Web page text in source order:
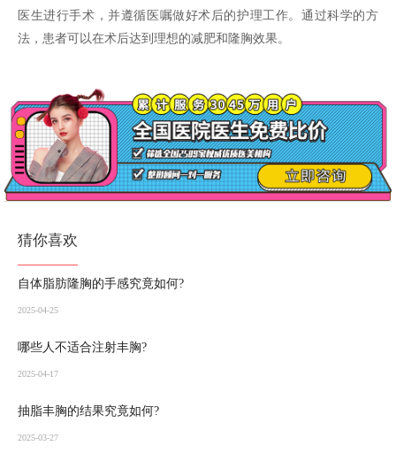
医生进行手术，并遵循医嘱做好术后的护理工作。通过科学的方
法，患者可以在术后达到理想的减肥和隆胸效果。
猜你喜欢
自体脂肪隆胸的手感究竟如何?
2025-04-25
哪些人不适合注射丰胸?
2025-04-17
抽脂丰胸的结果究竟如何?
2025-03-27